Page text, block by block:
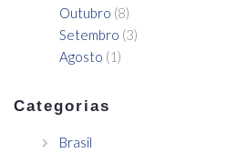
Outubro (8)
Setembro (3)
Agosto (1)
Categorias
Brasil